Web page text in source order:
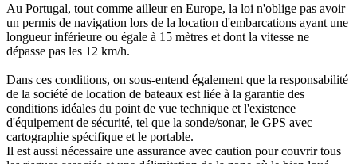
Au Portugal, tout comme ailleur en Europe, la loi n'oblige pas avoir
un permis de navigation lors de la location d'embarcations ayant une
longueur inférieure ou égale à 15 mètres et dont la vitesse ne
dépasse pas les 12 km/h.
Dans ces conditions, on sous-entend également que la responsabilité
de la société de location de bateaux est liée à la garantie des
conditions idéales du point de vue technique et l'existence
d'équipement de sécurité, tel que la sonde/sonar, le GPS avec
cartographie spécifique et le portable.
Il est aussi nécessaire une assurance avec caution pour couvrir tous